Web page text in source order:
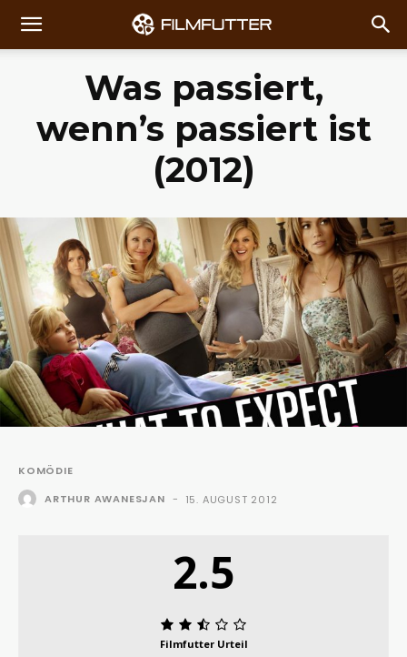
Was passiert,
wenn’s passiert ist
(2012)
KOMÖDIE
ARTHUR AWANESJAN - 15. AUGUST 2012
2.5
Filmfutter Urteil